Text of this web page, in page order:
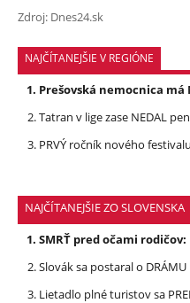
Zdroj: Dnes24.sk
NAJČÍTANEJŠIE V REGIÓNE
Prešovská nemocnica
Tatran v lige zase NEDAL
PRVÝ ročník nového
NAJČÍTANEJŠIE ZO SLOVENSKA
SMRŤ pred očami rodičov:
Slovák sa postaral o
Lietadlo plné turistov sa